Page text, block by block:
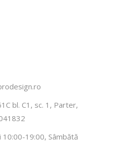
bl. C1, sc. 1, Parter,
10:00-19:00, Sâmbătă